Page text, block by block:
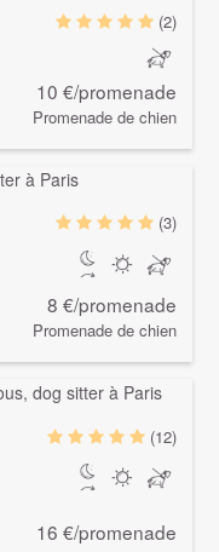
(2)
10 €/promenade
Promenade de chien
(3)
8 €/promenade
Promenade de chien
(12)
16 €/promenade